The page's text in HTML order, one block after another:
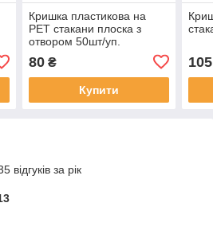
Кришка пластикова на
РЕТ стакани плоска з
отвором 50шт/уп.
80₴
Купити
105
відгуків за рік